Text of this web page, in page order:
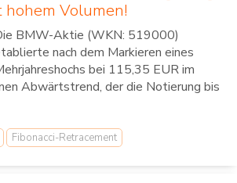
Volumen!
BMW-Aktie (WKN: 519000)
nach dem Markieren eines
bei 115,35 EUR im
Abwärtstrend, der die Notierung bis
Fibonacci-Retracement